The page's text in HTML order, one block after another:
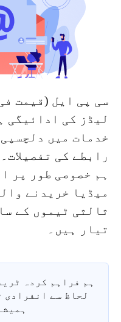
سی پی ایل (قیمت
لیڈز کی ادائیگی
خدمات میں
رابطے کی
ہم خصوصی طور پر
میڈیا خریدنے
ثالثی ٹیموں کے
تیار ہیں۔
ہم فراہم کردہ
لحاظ سے انفرادی